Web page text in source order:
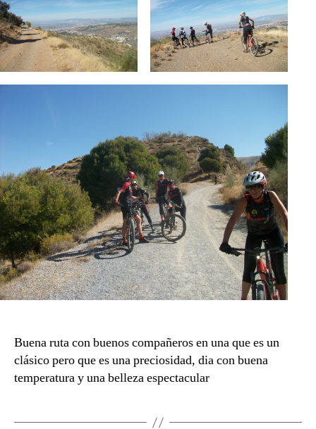
Buena ruta con buenos compañeros en una que es un
clásico pero que es una preciosidad, dia con buena
temperatura y una belleza espectacular